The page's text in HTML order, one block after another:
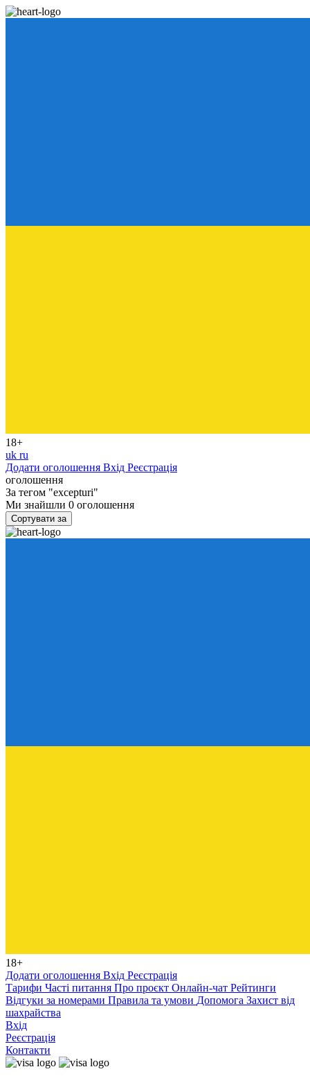
18+
uk ru
Додати оголошення Вхід Реєстрація
оголошення
За тегом "excepturi"
Ми знайшли 0 оголошення
Сортувати за
18+
Додати оголошення Вхід Реєстрація
Тарифи Часті питання Про проєкт Онлайн-чат Рейтинги
Відгуки за номерами Правила та умови Допомога Захист від
шахрайства
Вхід
Реєстрація
Контакти